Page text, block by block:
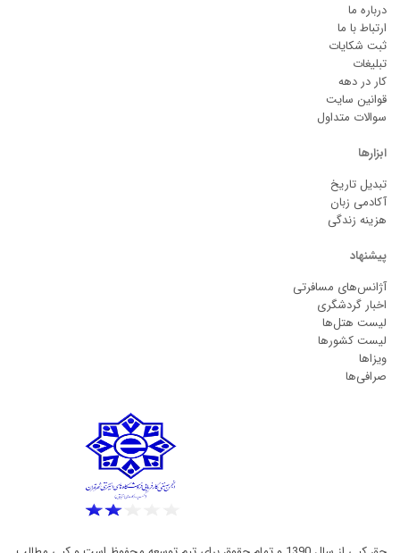
درباره ما
ارتباط با ما
ثبت شکایات
تبلیغات
کار در دهه
قوانین سایت
سوالات متداول
ابزارها
تبدیل تاریخ
آکادمی زبان
هزینه زندگی
پیشنهاد
آژانس‌های مسافرتی
اخبار گردشگری
لیست هتل‌ها
لیست کشورها
ویزاها
صرافی‌ها